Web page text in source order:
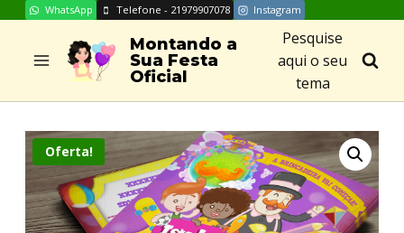
Skip
content
WhatsApp Telefone - 21979907078 Instagram
Montando a
Sua Festa
Oficial
Pesquise
aqui o seu
tema
Oferta!